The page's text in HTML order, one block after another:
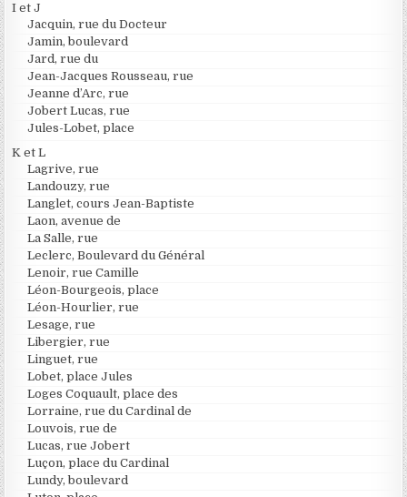
I et J
Jacquin, rue du Docteur
Jamin, boulevard
Jard, rue du
Jean-Jacques Rousseau, rue
Jeanne d’Arc, rue
Jobert Lucas, rue
Jules-Lobet, place
K et L
Lagrive, rue
Landouzy, rue
Langlet, cours Jean-Baptiste
Laon, avenue de
La Salle, rue
Leclerc, Boulevard du Général
Lenoir, rue Camille
Léon-Bourgeois, place
Léon-Hourlier, rue
Lesage, rue
Libergier, rue
Linguet, rue
Lobet, place Jules
Loges Coquault, place des
Lorraine, rue du Cardinal de
Louvois, rue de
Lucas, rue Jobert
Luçon, place du Cardinal
Lundy, boulevard